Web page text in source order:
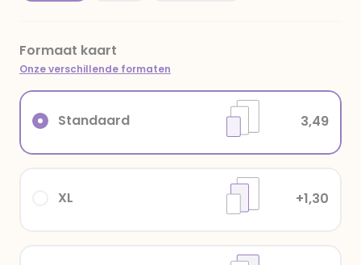
Formaat kaart
Onze verschillende formaten
XL +1,30
Standaard 3,49